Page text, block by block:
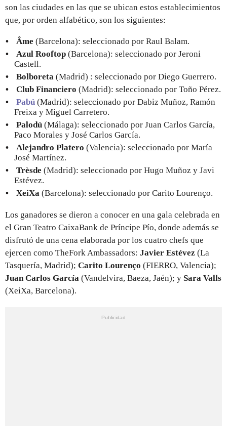
son las ciudades en las que se ubican estos establecimientos
que, por orden alfabético, son los siguientes:
Âme (Barcelona): seleccionado por Raul Balam.
Azul Rooftop (Barcelona): seleccionado por Jeroni
Castell.
Bolboreta (Madrid) : seleccionado por Diego Guerrero.
Club Financiero (Madrid): seleccionado por Toño Pérez.
Pabú (Madrid): seleccionado por Dabiz Muñoz, Ramón
Freixa y Miguel Carretero.
Palodú (Málaga): seleccionado por Juan Carlos García,
Paco Morales y José Carlos García.
Alejandro Platero (Valencia): seleccionado por María
José Martínez.
Trèsde (Madrid): seleccionado por Hugo Muñoz y Javi
Estévez.
XeiXa (Barcelona): seleccionado por Carito Lourenço.
Los ganadores se dieron a conocer en una gala celebrada en
el Gran Teatro CaixaBank de Príncipe Pío, donde además se
disfrutó de una cena elaborada por los cuatro chefs que
ejercen como TheFork Ambassadors: Javier Estévez (La
Tasquería, Madrid); Carito Lourenço (FIERRO, Valencia);
Juan Carlos García (Vandelvira, Baeza, Jaén); y Sara Valls
(XeiXa, Barcelona).